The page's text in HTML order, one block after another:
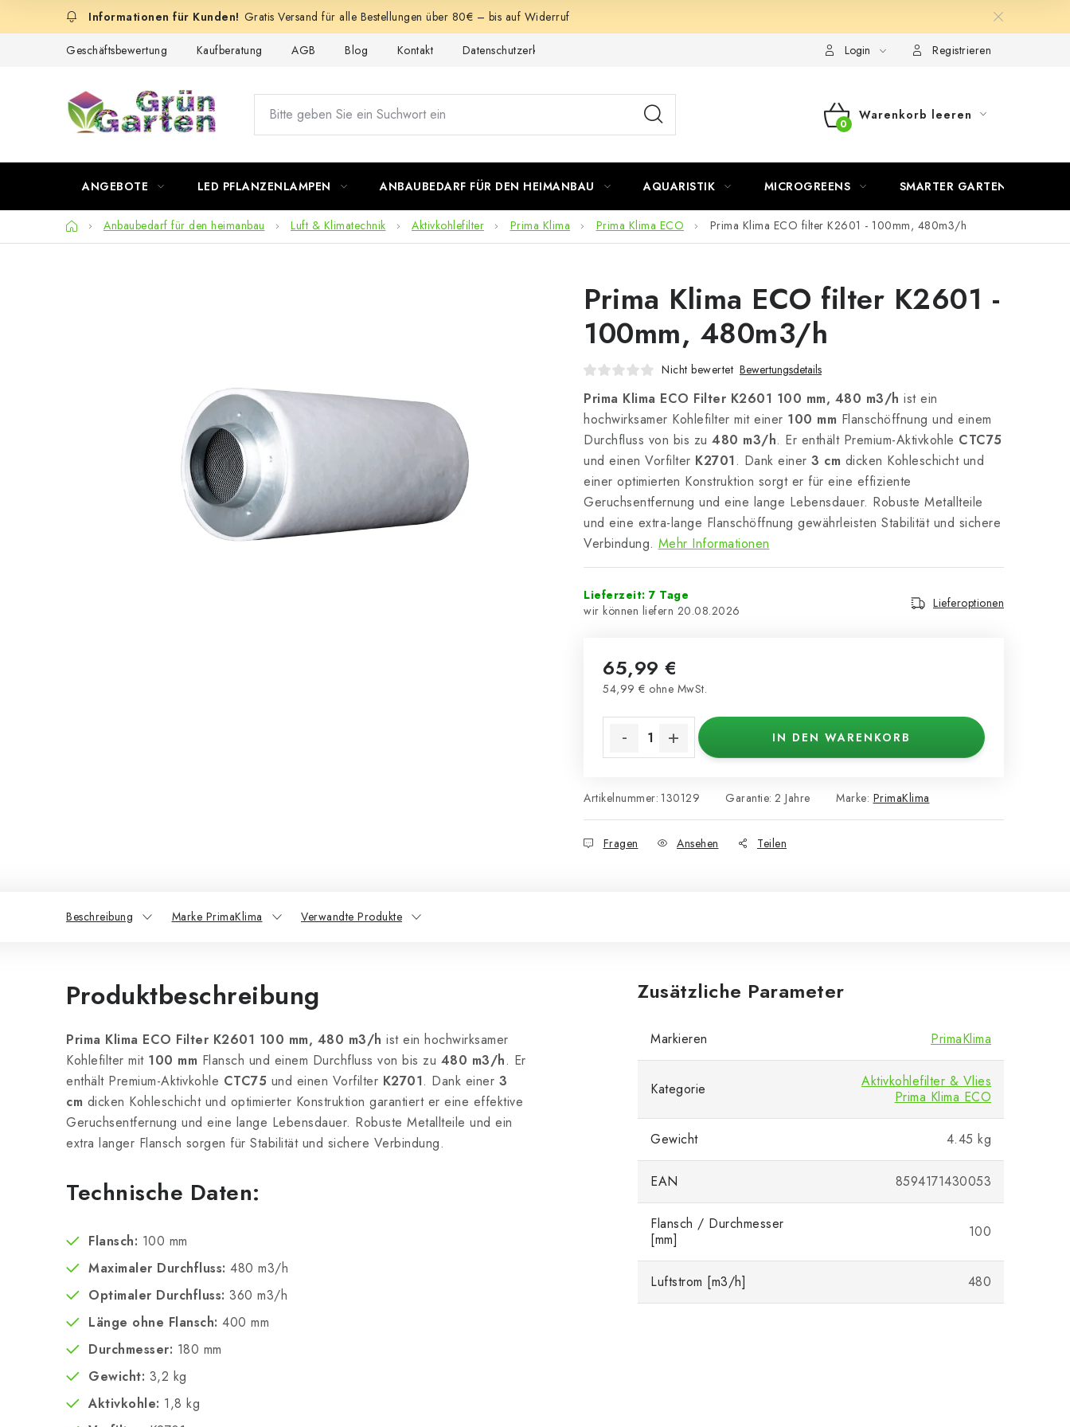
Gratis Versand für alle Bestellungen über 80€ – bis auf Widerruf
Geschäftsbewertung Kaufberatung AGB Blog Kontakt Datenschutzerklärung Login Registrieren
WARENKORB
Warenkorb leeren
ANGEBOTE LED PFLANZENLAMPEN ANBAUBEDARF FÜR DEN HEIMANBAU AQUARISTIK MICROGREENS SMARTER GARTEN
StartseiteAnbaubedarf für den heimanbau Luft & Klimatechnik Aktivkohlefilter Prima Klima Prima Klima ECO Prima Klima ECO filter K2601 - 100mm, 480m3/h
Prima Klima ECO filter K2601 -
100mm, 480m3/h
Nicht bewertet Bewertungsdetails
Prima Klima ECO Filter K2601 100 mm, 480 m3/h ist ein
hochwirksamer Kohlefilter mit einer 100 mm Flanschöffnung und einem
Durchfluss von bis zu 480 m3/h. Er enthält Premium-Aktivkohle CTC75
und einen Vorfilter K2701 . Dank einer 3 cm dicken Kohleschicht und
einer optimierten Konstruktion sorgt er für eine effiziente
Geruchsentfernung und eine lange Lebensdauer. Robuste Metallteile
und eine extra-lange Flanschöffnung gewährleisten Stabilität und sichere
Verbindung. Mehr Informationen
Lieferzeit: 7 Tage
20.08.2026
Lieferoptionen
65,99 €
54,99 € ohne MwSt.
IN DEN WARENKORB
Artikelnummer: 130129 Marke: PrimaKlima
Garantie: 2 Jahre
Fragen Ansehen Teilen
Beschreibung Marke PrimaKlima Verwandte Produkte
Produktbeschreibung
Prima Klima ECO Filter K2601 100 mm, 480 m3/h ist ein hochwirksamer
Kohlefilter mit 100 mm Flansch und einem Durchfluss von bis zu 480 m3/h. Er
enthält Premium-Aktivkohle CTC75 und einen Vorfilter K2701. Dank einer 3
cm dicken Kohleschicht und optimierter Konstruktion garantiert er eine effektive
Geruchsentfernung und eine lange Lebensdauer. Robuste Metallteile und ein
extra langer Flansch sorgen für Stabilität und sichere Verbindung.
Technische Daten:
Flansch: 100 mm
Maximaler Durchfluss: 480 m3/h
Optimaler Durchfluss: 360 m3/h
Länge ohne Flansch: 400 mm
Durchmesser: 180 mm
Gewicht: 3,2 kg
Aktivkohle: 1,8 kg
Zusätzliche Parameter
Markieren PrimaKlima
Kategorie
Aktivkohlefilter & Vlies
Prima Klima ECO
Gewicht 4.45 kg
EAN 8594171430053
Flansch / Durchmesser
[mm]
100
Luftstrom [m3/h] 480